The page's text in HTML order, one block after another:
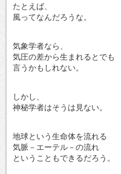
たとえば、
風ってなんだろうな。
気象学者なら、
気圧の差から生まれるとでも
言うかもしれない。
しかし、
神秘学者はそうは見ない。
地球という生命体を流れる
気脈－エーテル－の流れ
ということもできるだろう。